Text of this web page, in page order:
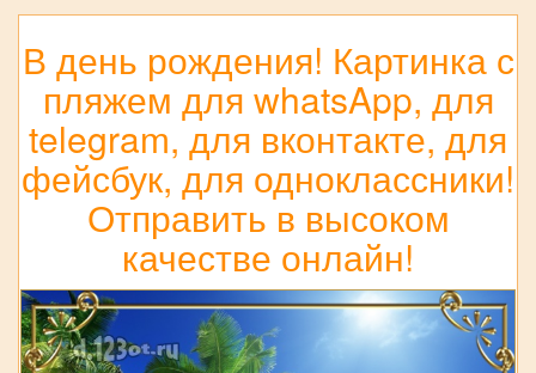
В день рождения! Картинка с
пляжем для whatsApp, для
telegram, для вконтакте, для
фейсбук, для одноклассники!
Отправить в высоком
качестве онлайн!